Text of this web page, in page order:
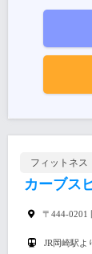
フィットネス
カーブス
〒444-0201
JR岡崎駅よ